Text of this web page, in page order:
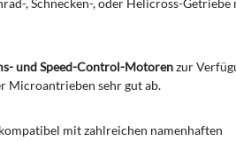
, Schnecken-, oder Helicross-Getriebe
und Speed-Control-Motorenzur
Microantrieben sehr gut ab.
mit zahlreichen namenhaften